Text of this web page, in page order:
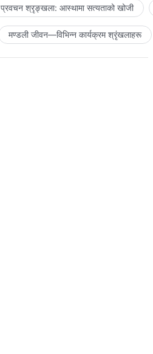
प्रवचन श्रृङ्खला: आस्थामा सत्यताको खोजी
मण्डली जीवन—विभिन्‍न कार्यक्रम श्रृंखलाहरू